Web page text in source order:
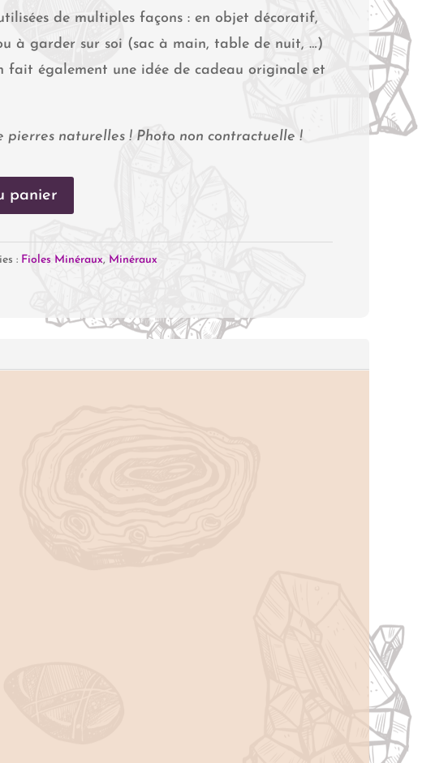
de multiples façons : en objet décoratif,
à garder sur soi (sac à main, table de nuit, …)
fait également une idée de cadeau originale et
pierres naturelles ! Photo non contractuelle !
panier
: Fioles Minéraux, Minéraux